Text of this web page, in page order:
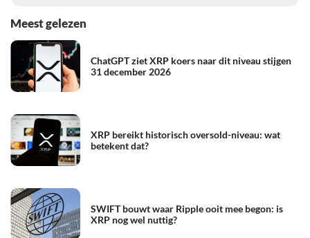
Meest gelezen
ChatGPT ziet XRP koers naar dit niveau stijgen
31 december 2026
XRP bereikt historisch oversold-niveau: wat
betekent dat?
SWIFT bouwt waar Ripple ooit mee begon: is
XRP nog wel nuttig?